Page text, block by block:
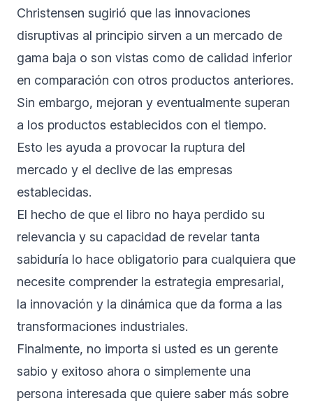
Christensen sugirió que las innovaciones
disruptivas al principio sirven a un mercado de
gama baja o son vistas como de calidad inferior
en comparación con otros productos anteriores.
Sin embargo, mejoran y eventualmente superan
a los productos establecidos con el tiempo.
Esto les ayuda a provocar la ruptura del
mercado y el declive de las empresas
establecidas.
El hecho de que el libro no haya perdido su
relevancia y su capacidad de revelar tanta
sabiduría lo hace obligatorio para cualquiera que
necesite comprender la estrategia empresarial,
la innovación y la dinámica que da forma a las
transformaciones industriales.
Finalmente, no importa si usted es un gerente
sabio y exitoso ahora o simplemente una
persona interesada que quiere saber más sobre